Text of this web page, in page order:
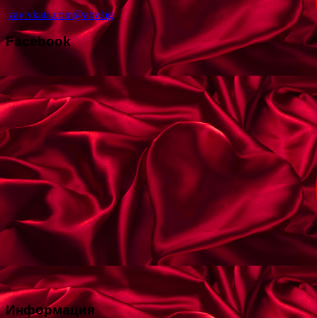
zavivkata.com@abv.bg
Facebook
Информация